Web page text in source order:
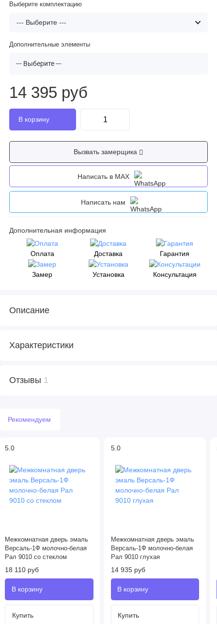
Выберите комплектацию
Дополнительные элементы
--- Выберите ---
14 395 руб
Вызвать замерщика
Написать в MAX
Написать нам
Дополнительная информация
Оплата Доставка Гарантия
Замер Установка Консультация
Описание
Характеристики
Отзывы 1
Рекомендуем
5.0
Межкомнатная дверь эмаль
Версаль-1Ф молочно-белая
Рал 9010 со стеклом
18 110 руб
Купить
5.0
Межкомнатная дверь эмаль
Версаль-1Ф молочно-белая
Рал 9010 глухая
14 935 руб
Купить